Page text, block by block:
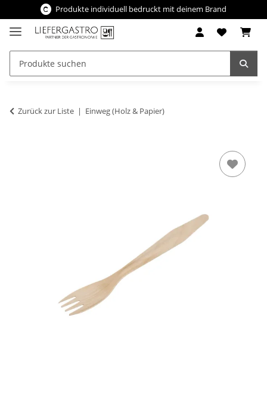
Produkte individuell bedruckt mit deinem Brand
Zurück zur Liste Einweg (Holz & Papier)